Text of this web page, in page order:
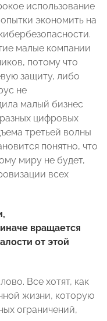
использование
экономить на
малые компании
потому что
защиту, либо
не
малый бизнес
цифровых
третьей волны
понятно, что
миру не будет,
всех
вращается
от этой
Все хотят, как
жизни, которую
ограничений,